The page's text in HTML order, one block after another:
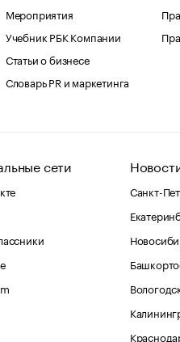
Мероприятия
Учебник РБК Компании
Статьи о бизнесе
Словарь PR и маркетинга
сети
Санкт-